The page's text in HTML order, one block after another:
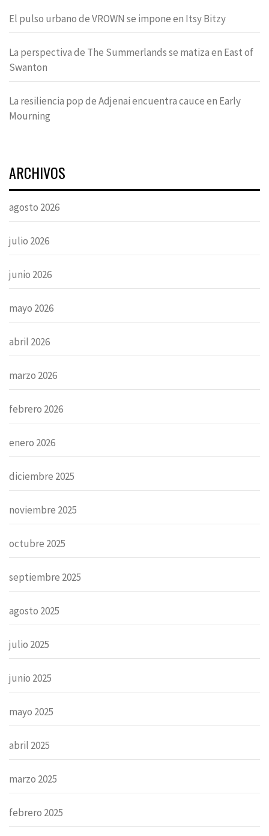
El pulso urbano de VROWN se impone en Itsy Bitzy
La perspectiva de The Summerlands se matiza en East of
Swanton
La resiliencia pop de Adjenai encuentra cauce en Early
Mourning
ARCHIVOS
agosto 2026
julio 2026
junio 2026
mayo 2026
abril 2026
marzo 2026
febrero 2026
enero 2026
diciembre 2025
noviembre 2025
octubre 2025
septiembre 2025
agosto 2025
julio 2025
junio 2025
mayo 2025
abril 2025
marzo 2025
febrero 2025